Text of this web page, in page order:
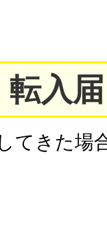
転入届
てきた場